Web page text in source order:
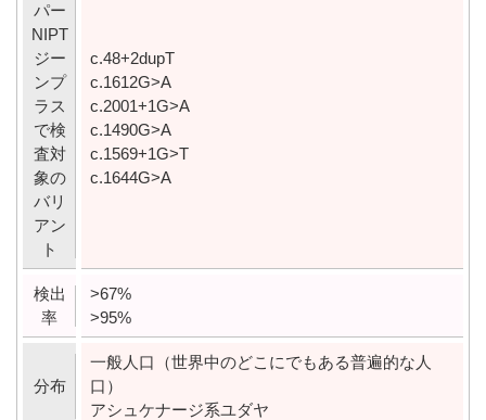
パー
NIPT
ジー
ンプ
ラス
で検
査対
象の
バリ
アン
ト
c.48+2dupT
c.1612G>A
c.2001+1G>A
c.1490G>A
c.1569+1G>T
c.1644G>A
検出
率
>67%
>95%
分布
一般人口（世界中のどこにでもある普遍的な人
口）
アシュケナージ系ユダヤ